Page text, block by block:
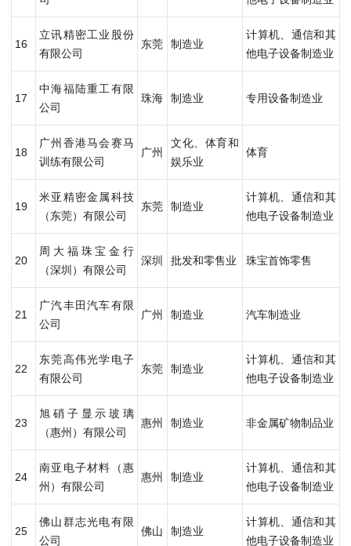
16
立讯精密工业股份
有限公司
东莞 制造业
计算机、通信和其
他电子设备制造业
17
中海福陆重工有限
公司
珠海 制造业 专用设备制造业
18
广州香港马会赛马
训练有限公司
广州
文化、体育和
娱乐业
体育
19
米亚精密金属科技
（东莞）有限公司
东莞 制造业
计算机、通信和其
他电子设备制造业
20
周大福珠宝金行
（深圳）有限公司
深圳 批发和零售业 珠宝首饰零售
21
广汽丰田汽车有限
公司
广州 制造业 汽车制造业
22
东莞高伟光学电子
有限公司
东莞 制造业
计算机、通信和其
他电子设备制造业
23
旭硝子显示玻璃
（惠州）有限公司
惠州 制造业 非金属矿物制品业
24
南亚电子材料（惠
州）有限公司
惠州 制造业
计算机、通信和其
他电子设备制造业
25
佛山群志光电有限
公司
佛山 制造业
计算机、通信和其
他电子设备制造业